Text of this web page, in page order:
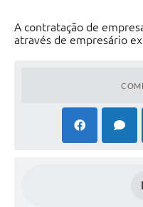
A contratação de
através de empresário